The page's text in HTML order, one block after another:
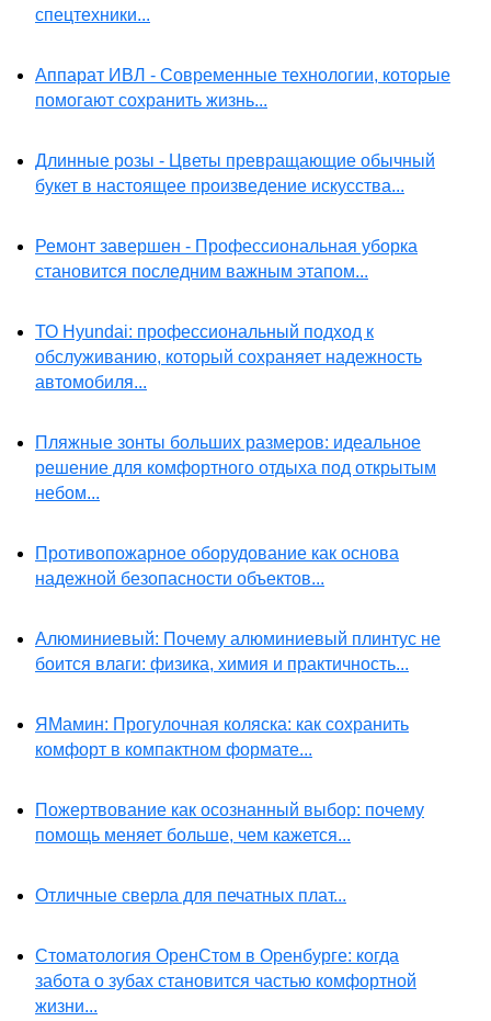
спецтехники...
Аппарат ИВЛ - Современные технологии, которые
помогают сохранить жизнь...
Длинные розы - Цветы превращающие обычный
букет в настоящее произведение искусства...
Ремонт завершен - Профессиональная уборка
становится последним важным этапом...
ТО Hyundai: профессиональный подход к
обслуживанию, который сохраняет надежность
автомобиля...
Пляжные зонты больших размеров: идеальное
решение для комфортного отдыха под открытым
небом...
Противопожарное оборудование как основа
надежной безопасности объектов...
Алюминиевый: Почему алюминиевый плинтус не
боится влаги: физика, химия и практичность...
ЯМамин: Прогулочная коляска: как сохранить
комфорт в компактном формате...
Пожертвование как осознанный выбор: почему
помощь меняет больше, чем кажется...
Отличные сверла для печатных плат...
Стоматология ОренСтом в Оренбурге: когда
забота о зубах становится частью комфортной
жизни...